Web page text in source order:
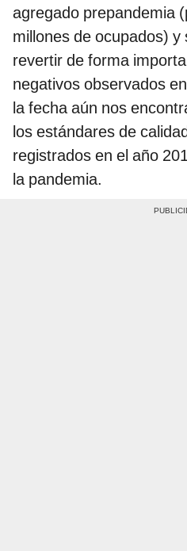
agregado prepandemia
millones de ocupados)
revertir de forma
negativos observados
la fecha aún nos
los estándares de
registrados en el año
la pandemia.